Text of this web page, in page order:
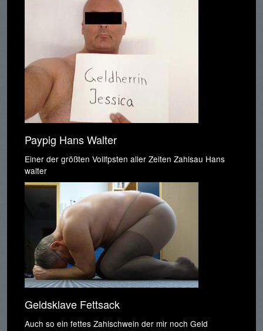
Paypig Hans Walter
Einer der größten Vollfpsten aller Zeiten Zahlsau Hans
walter
Geldsklave Fettsack
Auch so ein fettes Zahlschwein der mir noch Geld